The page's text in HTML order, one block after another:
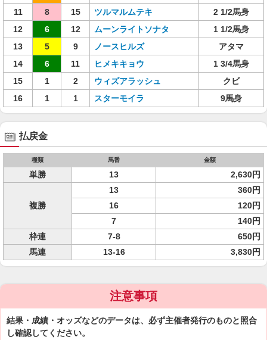
11
8 15 ツルマルムテキ
2 1/2馬身
12
6 12 ムーンライトソナタ
1 1/2馬身
13
5 9 ノースヒルズ
アタマ
14
6 11 ヒメキキョウ
1 3/4馬身
15
1 2 ウィズアラッシュ
クビ
16
1 1 スターモイラ 9馬身
払戻金
種類 馬番 金額
単勝 13 2,630円
複勝
13
360円
16
120円
7
140円
枠連
7-8
650円
馬連
13-16 3,830円
注意事項
結果・成績・オッズなどのデータは、必ず主催者発行のものと照合
し確認してください。